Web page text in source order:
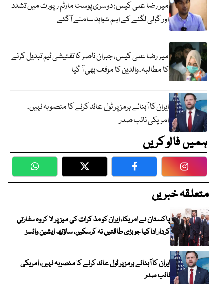
میر رضا علی کیس: دوسری پوسٹ مارٹم رپورٹ میں تشدد
اور گولی لگنے کے اہم شواہد سامنے آگئے
میر رضا علی کیس، جبران ناصر کا تفتیشی ٹیم تبدیل کرنے
کا مطالبہ، والدین کا موقف بھی آ گیا
ایران کا آبنائے ہرمز پر ٹول عائد کرنے کا منصوبہ نہیں،
امریکی نائب صدر
ہمیں فالو کریں
WhatsApp Twitter Facebook
متعلقہ خبریں
پاکستان نے امریکا، ایران کو مذاکرات کی میز پر لا کر وہ سفارتی
کردار اداکیا جو بڑی طاقتیں نہ کرسکیں، ساؤتھ ایشین وائسز
ایران کا آبنائے ہرمز پر ٹول عائد کرنے کا منصوبہ نہیں، امریکی
نائب صدر